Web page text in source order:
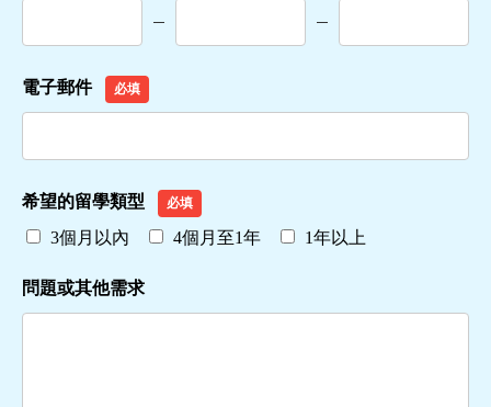
電子郵件 必填
希望的留學類型 必填
3個月以內 4個月至1年 1年以上
問題或其他需求